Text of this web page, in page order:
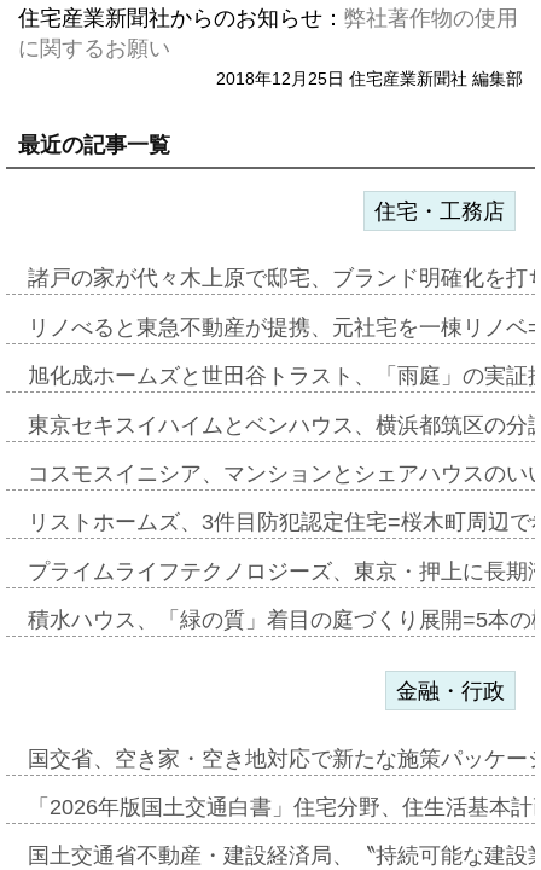
住宅産業新聞社からのお知らせ： 弊社著作物の使用
に関するお願い
2018年12月25日 住宅産業新聞社 編集部
最近の記事一覧
住宅・工務店
諸戸の家が代々木上原で邸宅、ブランド明確化を
リノべると東急不動産が提携、元社宅を一棟リノ
旭化成ホームズと世田谷トラスト、「雨庭」の実
東京セキスイハイムとベンハウス、横浜都筑区の
コスモスイニシア、マンションとシェアハウスの
リストホームズ、3件目防犯認定住宅=桜木町周辺
プライムライフテクノロジーズ、東京・押上に長
積水ハウス、「緑の質」着目の庭づくり展開=5本
金融・行政
国交省、空き家・空き地対応で新たな施策パッケ
「2026年版国土交通白書」住宅分野、住生活基本
国土交通省不動産・建設経済局、〝持続可能な建